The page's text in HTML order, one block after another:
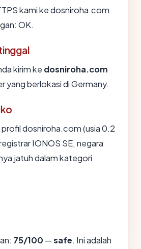
kami ke dosniroha.com
OK.
kirim ke dosniroha.com
yang berlokasi di Germany.
dosniroha.com (usia 0.2
IONOS SE, negara
jatuh dalam kategori
75/100 —safe. Ini adalah